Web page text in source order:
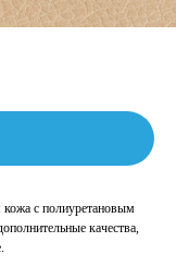
кожа с полиуретановым
качества,